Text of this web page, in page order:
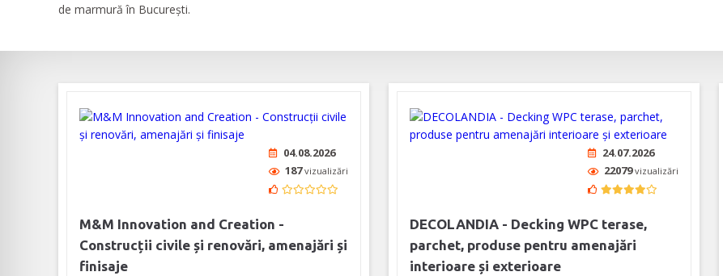
de marmură în București.
04.08.2026
187vizualizări
M&M Innovation and Creation -
Construcții civile și renovări, amenajări și
finisaje
24.07.2026
22079vizualizări
DECOLANDIA - Decking WPC terase,
parchet, produse pentru amenajări
interioare și exterioare